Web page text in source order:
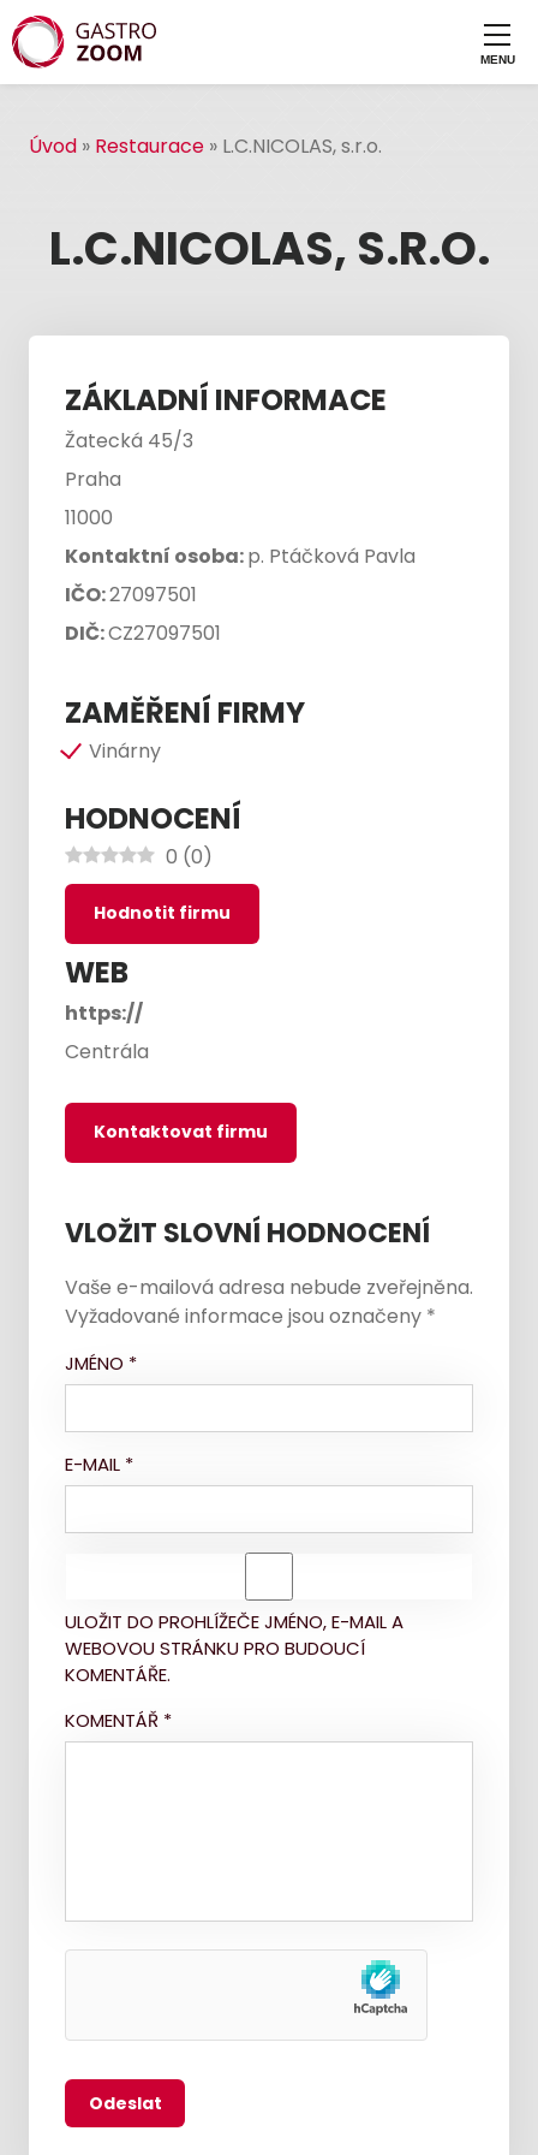
Úvod » Restaurace » L.C.NICOLAS, s.r.o.
L.C.NICOLAS, S.R.O.
ZÁKLADNÍ INFORMACE
Žatecká 45/3
Praha
11000
Kontaktní osoba:p. Ptáčková Pavla
IČO:27097501
DIČ:CZ27097501
ZAMĚŘENÍ FIRMY
Vinárny
HODNOCENÍ
0 (0)
Hodnotit firmu
WEB
https://
Centrála
Kontaktovat firmu
VLOŽIT SLOVNÍ HODNOCENÍ
Vaše e-mailová adresa nebude zveřejněna.
Vyžadované informace jsou označeny *
JMÉNO *
E-MAIL *
ULOŽIT DO PROHLÍŽEČE JMÉNO, E-MAIL A
WEBOVOU STRÁNKU PRO BUDOUCÍ
KOMENTÁŘE.
KOMENTÁŘ *